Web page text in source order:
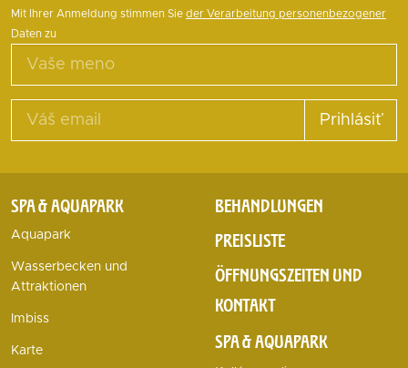
Mit Ihrer Anmeldung stimmen Sie der Verarbeitung personenbezogener
Daten zu
Prihlásiť
SPA & AQUAPARK
Aquapark
Wasserbecken und
Attraktionen
Imbiss
Karte
BEHANDLUNGEN
PREISLISTE
ÖFFNUNGSZEITEN UND
KONTAKT
SPA & AQUAPARK